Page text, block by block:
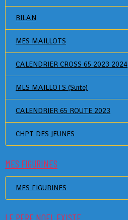
BILAN
MES MAILLOTS
CALENDRIER CROSS 65 2023 2024
MES MAILLOTS (Suite)
CALENDRIER 65 ROUTE 2023
CHPT DES JEUNES
MES FIGURINES
MES FIGURINES
LE PERE NOEL EXISTE